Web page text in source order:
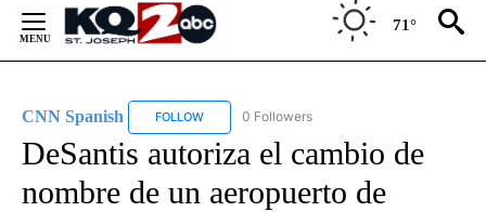
Content
71°
CNN Spanish FOLLOW FOLLOW "CNN SPANISH" TO RECEIVE
0 Followers
DeSantis autoriza el cambio de
nombre de un aeropuerto de